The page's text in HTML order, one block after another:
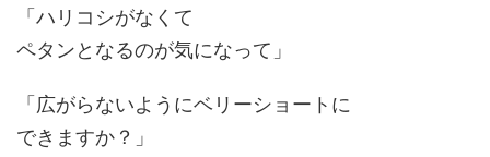
「ハリコシがなくて
ペタンとなるのが気になって」
「広がらないようにベリーショートに
できますか？」